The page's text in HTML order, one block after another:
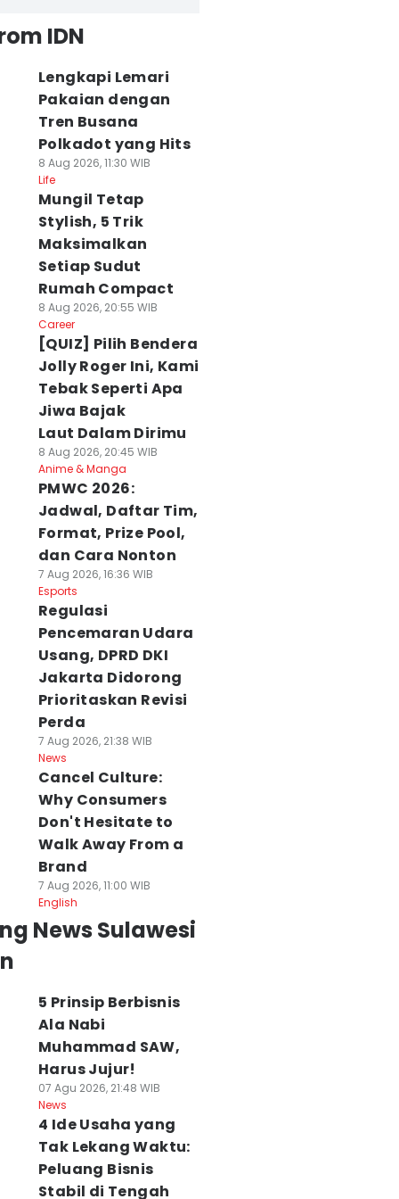
IDN
Lengkapi Lemari
Pakaian dengan
Tren Busana
Polkadot yang Hits
8 Aug 2026, 11:30 WIB
Life
Mungil Tetap
Stylish, 5 Trik
Maksimalkan
Setiap Sudut
Rumah Compact
8 Aug 2026, 20:55 WIB
Career
[QUIZ] Pilih Bendera
Jolly Roger Ini, Kami
Tebak Seperti Apa
Jiwa Bajak
Laut Dalam Dirimu
8 Aug 2026, 20:45 WIB
Anime & Manga
PMWC 2026:
Jadwal, Daftar Tim,
Format, Prize Pool,
dan Cara Nonton
7 Aug 2026, 16:36 WIB
Esports
Regulasi
Pencemaran Udara
Usang, DPRD DKI
Jakarta Didorong
Prioritaskan Revisi
Perda
7 Aug 2026, 21:38 WIB
News
Cancel Culture:
Why Consumers
Don't Hesitate to
Walk Away From a
Brand
7 Aug 2026, 11:00 WIB
English
News Sulawesi
5 Prinsip Berbisnis
Ala Nabi
Muhammad SAW,
Harus Jujur!
07 Agu 2026, 21:48 WIB
News
4 Ide Usaha yang
Tak Lekang Waktu:
Peluang Bisnis
Stabil di Tengah